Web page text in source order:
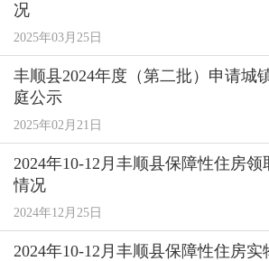
况
2025年03月25日
丰顺县2024年度（第二批）申请城
庭公示
2025年02月21日
2024年10-12月丰顺县保障性住房
情况
2024年12月25日
2024年10-12月丰顺县保障性住房